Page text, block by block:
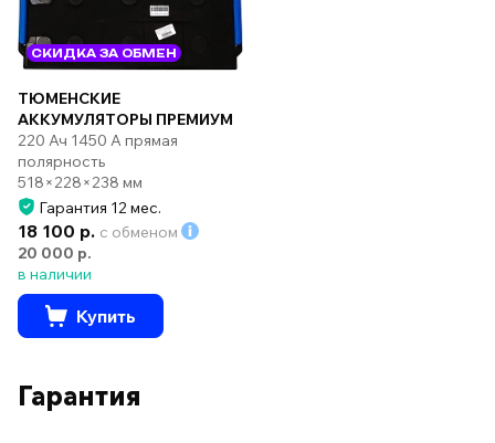
СКИДКА ЗА ОБМЕН
ТЮМЕНСКИЕ
АККУМУЛЯТОРЫ ПРЕМИУМ
220 Ач 1450 А прямая
полярность
518×228×238 мм
Гарантия 12 мес.
18 100 р. с обменом
20 000 р.
в наличии
Купить
Гарантия